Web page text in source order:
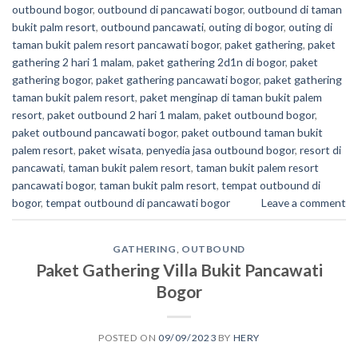
outbound bogor, outbound di pancawati bogor, outbound di taman
bukit palm resort, outbound pancawati, outing di bogor, outing di
taman bukit palem resort pancawati bogor, paket gathering, paket
gathering 2 hari 1 malam, paket gathering 2d1n di bogor, paket
gathering bogor, paket gathering pancawati bogor, paket gathering
taman bukit palem resort, paket menginap di taman bukit palem
resort, paket outbound 2 hari 1 malam, paket outbound bogor,
paket outbound pancawati bogor, paket outbound taman bukit
palem resort, paket wisata, penyedia jasa outbound bogor, resort di
pancawati, taman bukit palem resort, taman bukit palem resort
pancawati bogor, taman bukit palm resort, tempat outbound di
bogor, tempat outbound di pancawati bogor Leave a comment
GATHERING OUTBOUND
Paket Gathering Villa Bukit Pancawati
Bogor
POSTED ON09/09/2023 BY HERY